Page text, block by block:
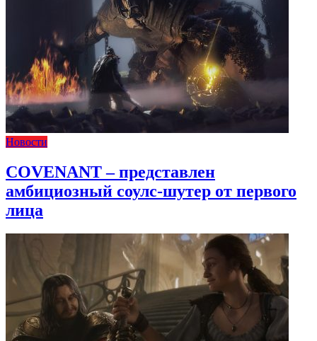
Новости
COVENANT – представлен
амбициозный соулс-шутер от первого
лица